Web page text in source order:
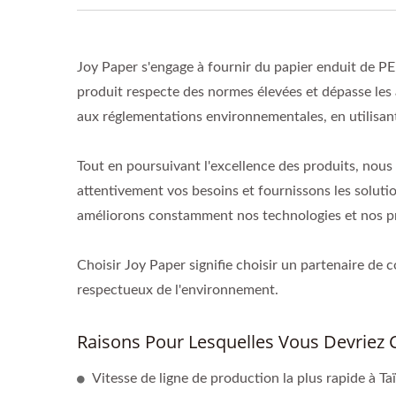
Joy Paper s'engage à fournir du papier enduit de
produit respecte des normes élevées et dépasse
aux réglementations environnementales, en
Tout en poursuivant l'excellence des produits,
attentivement vos besoins et fournissons les
améliorons constamment nos technologies et nos
Choisir Joy Paper signifie choisir un partenaire de
respectueux de l'environnement.
Raisons Pour Lesquelles Vous
Vitesse de ligne de production la plus rapide à